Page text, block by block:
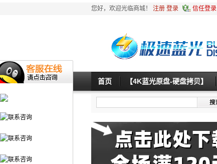
您好，欢迎光临商城！ 注册 登录 信任登录
首页 【4K蓝光原盘-硬盘拷贝】